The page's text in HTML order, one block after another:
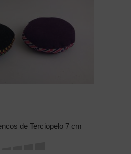
de Terciopelo 7 cm